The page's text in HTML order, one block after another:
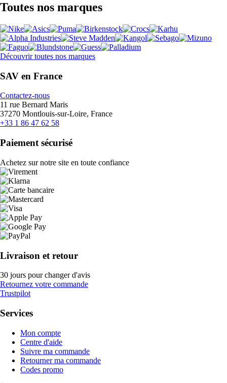
Toutes nos marques
Découvrir toutes nos marques
SAV en France
Contactez-nous
11 rue Bernard Maris
37270 Montlouis-sur-Loire, France
+33 1 86 47 62 58
Paiement sécurisé
Achetez sur notre site en toute confiance
Livraison et retour
30 jours pour changer d'avis
Retournez votre commande
Trustpilot
Services
Mon compte
Centre d'aide
Suivre ma commande
Retourner ma commande
Codes promo